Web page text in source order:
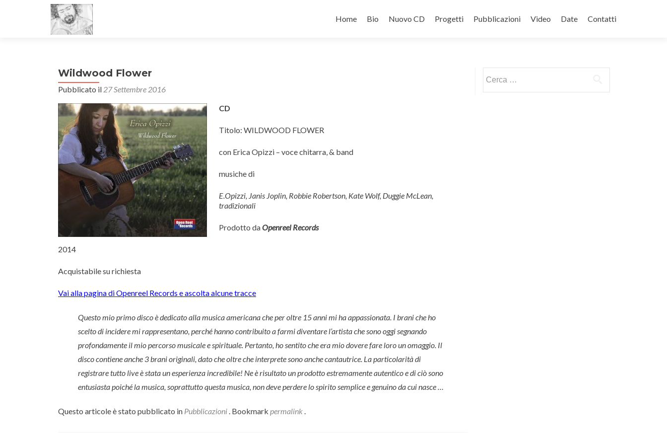
Home
Bio Nuovo CD Progetti Pubblicazioni Video Date Contatti
Wildwood Flower
Pubblicato il 27 Settembre 2016
CD
Titolo: WILDWOOD FLOWER
con Erica Opizzi – voce chitarra, & band
musiche di
E.Opizzi, Janis Joplin, Robbie Robertson, Kate Wolf, Duggie McLean,
tradizionali
Prodotto daOpenreel Records
2014
Acquistabile su richiesta
Vai alla pagina di Openreel Records e ascolta alcune tracce
Questo mio primo disco è dedicato alla musica americana che per oltre 15 anni mi ha appassionata. I brani che ho
scelto di incidere mi rappresentano, perché hanno contribuito a farmi diventare l’artista che sono oggi segnando
profondamente il mio percorso musicale e spirituale. Pertanto, ho sentito che era mio dovere fare loro un omaggio. Il
disco contiene anche 3 brani originali, dato che oltre che interprete sono anche cantautrice. La particolarità di
registrare tutto live è stata un esperienza incredibile! Ne è risultato un prodotto estremamente autentico e di ciò sono
entusiasta poiché la musica, soprattutto questa musica, non deve perdere lo spirito semplice e genuino da cui nasce …
Questo articole è stato pubblicato in Pubblicazioni . Bookmark permalink